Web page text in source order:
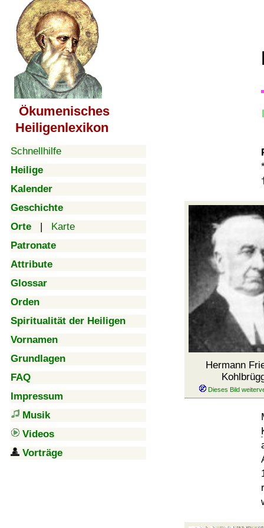
Ökumenisches
Heiligenlexikon
Schnellhilfe
Heilige
Kalender
Geschichte
Orte | Karte
Patronate
Attribute
Glossar
Orden
Spiritualität der Heiligen
Vornamen
Grundlagen
FAQ
Impressum
Musik
Videos
Vorträge
Hermann